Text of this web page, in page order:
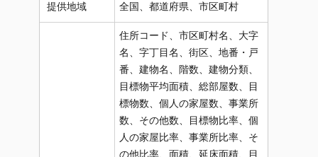
提供地域 全国、都道府県、市区町村
住所コード、市区町村名、大字
名、字丁目名、街区、地番・戸
番、建物名、階数、建物分類、
目標物平均面積、総部屋数、目
標物数、個人の家屋数、事業所
数、その他数、目標物比率、個
人の家屋比率、事業所比率、そ
の他比率、面積、延床面積、目